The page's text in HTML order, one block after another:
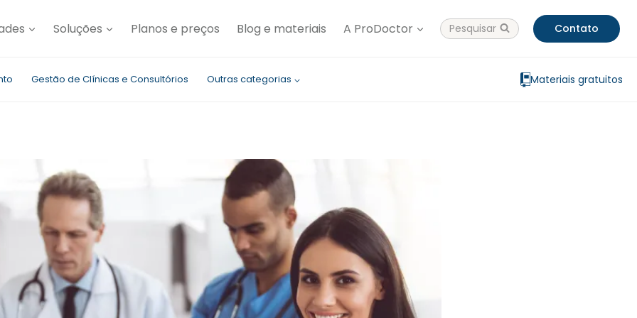
Soluções Planos e preços Blog e materiais A ProDoctor Pesquisar Contato
Gestão de Clínicas e Consultórios Outras categorias Materiais gratuitos